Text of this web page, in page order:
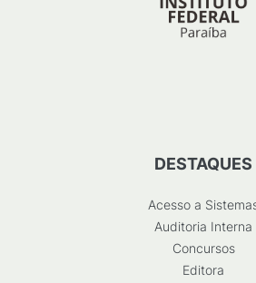
DESTAQUES
Acesso a
Auditoria Interna
Concursos
Editora